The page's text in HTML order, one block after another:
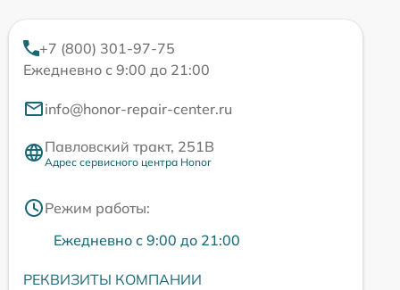
+7 (800) 301-97-75
Ежедневно с 9:00 до 21:00
info@honor-repair-center.ru
Павловский тракт, 251В
Адрес сервисного центра Honor
Режим работы:
Ежедневно с 9:00 до 21:00
РЕКВИЗИТЫ КОМПАНИИ